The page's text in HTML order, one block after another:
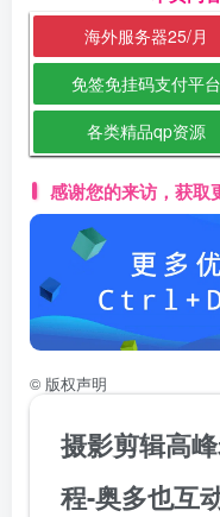
海外服务器25/月
免签免挂码支付平台
各类精品qp资源
感谢您的来访，获取
© 版权声明
摄影剪辑高
程-奥多也互